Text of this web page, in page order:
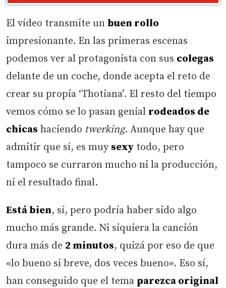
El vídeo transmite un buen rollo
impresionante. En las primeras escenas
podemos ver al protagonista con sus colegas
delante de un coche, donde acepta el reto de
crear su propia ‘Thotiana’. El resto del tiempo
vemos cómo se lo pasan genial rodeados de
chicas haciendo twerking. Aunque hay que
admitir que sí, es muy sexy todo, pero
tampoco se curraron mucho ni la producción,
ni el resultado final.
Está bien, sí, pero podría haber sido algo
mucho más grande. Ni siquiera la canción
dura más de 2 minutos, quizá por eso de que
«lo bueno si breve, dos veces bueno». Eso sí,
han conseguido que el tema parezca original